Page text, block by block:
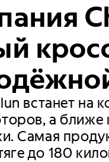
встанет на
а ближе
Самая
до 180